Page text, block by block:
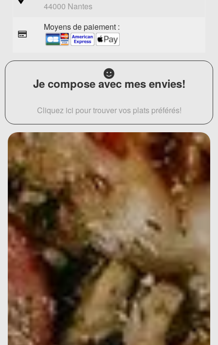
44000 Nantes
Moyens de paiement :
Je compose avec mes envies!
Cliquez ici pour trouver vos plats préférés!